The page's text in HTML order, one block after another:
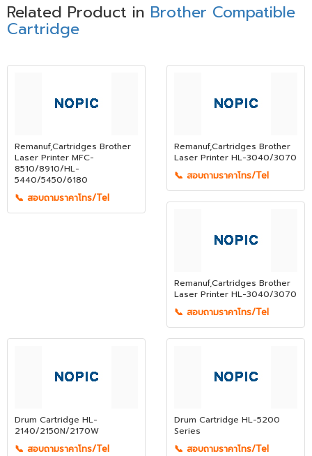
Related Product in Brother Compatible
Cartridge
Remanuf,Cartridges Brother
Laser Printer MFC-
8510/8910/HL-
5440/5450/6180
📞 สอบถามราคาโทร/Tel
Remanuf,Cartridges Brother
Laser Printer HL-3040/3070
📞 สอบถามราคาโทร/Tel
Remanuf,Cartridges Brother
Laser Printer HL-3040/3070
📞 สอบถามราคาโทร/Tel
Drum Cartridge HL-
2140/2150N/2170W
📞 สอบถามราคาโทร/Tel
Drum Cartridge HL-5200
Series
📞 สอบถามราคาโทร/Tel